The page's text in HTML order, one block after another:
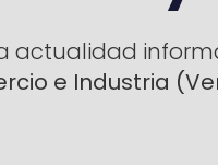
actualidad
e Industria